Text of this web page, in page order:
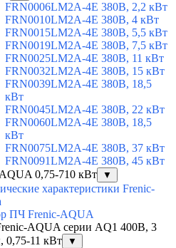
FRN0006LM2A-4E 380В, 2,2 кВт
FRN0010LM2A-4E 380В, 4 кВт
FRN0015LM2A-4E 380В, 5,5 кВт
FRN0019LM2A-4E 380В, 7,5 кВт
FRN0025LM2A-4E 380В, 11 кВт
FRN0032LM2A-4E 380В, 15 кВт
FRN0039LM2A-4E 380В, 18,5
кВт
FRN0045LM2A-4E 380В, 22 кВт
FRN0060LM2A-4E 380В, 18,5
кВт
FRN0075LM2A-4E 380В, 37 кВт
FRN0091LM2A-4E 380В, 45 кВт
0,75-710 кВт
▼
характеристики Frenic-
ПЧ Frenic-AQUA
AQUA серии AQ1 400В, 3
0,75-11 кВт
▼